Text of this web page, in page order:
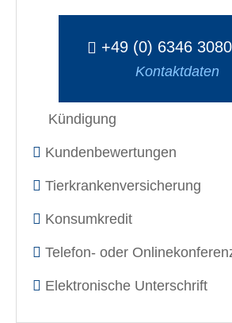
+49 (0) 6346
Kontaktdaten
Kündigung
Kundenbewertungen
Tierkrankenversicherung
Konsumkredit
Telefon- oder
Elektronische Unterschrift